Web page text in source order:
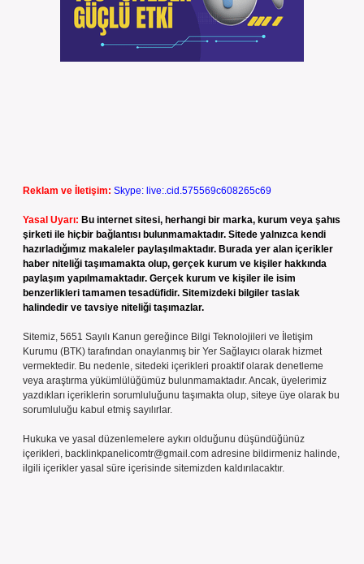
Reklam ve İletişim: Skype: live:.cid.575569c608265c69
Yasal Uyarı: Bu internet sitesi, herhangi bir marka, kurum veya şahıs
şirketi ile hiçbir bağlantısı bulunmamaktadır. Sitede yalnızca kendi
hazırladığımız makaleler paylaşılmaktadır. Burada yer alan içerikler
haber niteliği taşımamakta olup, gerçek kurum ve kişiler hakkında
paylaşım yapılmamaktadır. Gerçek kurum ve kişiler ile isim
benzerlikleri tamamen tesadüfidir. Sitemizdeki bilgiler taslak
halindedir ve tavsiye niteliği taşımazlar.
Sitemiz, 5651 Sayılı Kanun gereğince Bilgi Teknolojileri ve İletişim
Kurumu (BTK) tarafından onaylanmış bir Yer Sağlayıcı olarak hizmet
vermektedir. Bu nedenle, sitedeki içerikleri proaktif olarak denetleme
veya araştırma yükümlülüğümüz bulunmamaktadır. Ancak, üyelerimiz
yazdıkları içeriklerin sorumluluğunu taşımakta olup, siteye üye olarak bu
sorumluluğu kabul etmiş sayılırlar.
Hukuka ve yasal düzenlemelere aykırı olduğunu düşündüğünüz
içerikleri, backlinkpanelicomtr@gmail.com adresine bildirmeniz halinde,
ilgili içerikler yasal süre içerisinde sitemizden kaldırılacaktır.